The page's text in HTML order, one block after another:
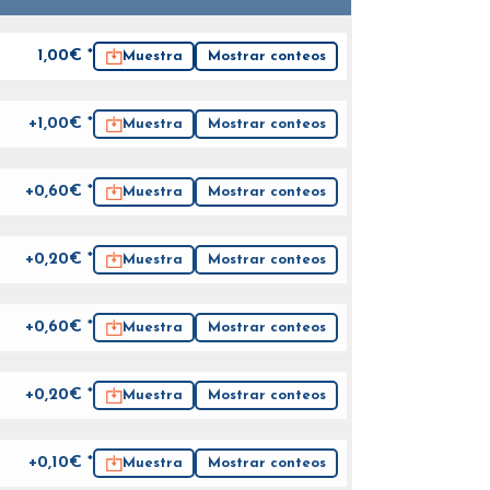
1,00€ * Muestra Mostrar conteos
+1,00€ * Muestra Mostrar conteos
+0,60€ * Muestra Mostrar conteos
+0,20€ * Muestra Mostrar conteos
+0,60€ * Muestra Mostrar conteos
+0,20€ * Muestra Mostrar conteos
+0,10€ * Muestra Mostrar conteos